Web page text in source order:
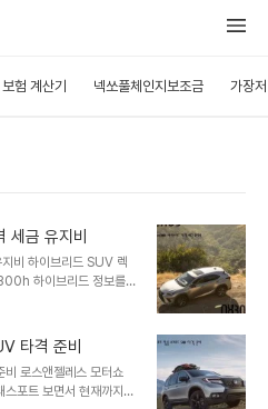
험 계산기 넥쏘풀체인지보조금 가장
금 유지비
비 하이브리드 SUV 렉
하이브리드 정보를
고급 브랜드 렉서스에 부
요타 라브 4 차체와 엔
선을 집중하도록 유도했
현재 랙서스에서 가장 인
째 판매량을 보일 정도
타격 준비
로스앤젤레스 모터쇼
포트 보면서 현재까지